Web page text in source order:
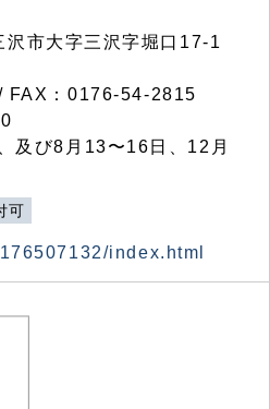
市大字三沢字堀口17-1
FAX：0176-54-2815
及び8月13〜16日、12月
可
index.html